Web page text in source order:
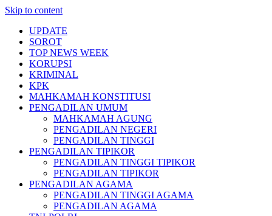
Skip to content
UPDATE
SOROT
TOP NEWS WEEK
KORUPSI
KRIMINAL
KPK
MAHKAMAH KONSTITUSI
PENGADILAN UMUM
MAHKAMAH AGUNG
PENGADILAN NEGERI
PENGADILAN TINGGI
PENGADILAN TIPIKOR
PENGADILAN TINGGI TIPIKOR
PENGADILAN TIPIKOR
PENGADILAN AGAMA
PENGADILAN TINGGI AGAMA
PENGADILAN AGAMA